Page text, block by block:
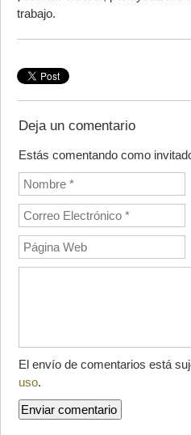
trabajo.
Deja un comentario
Estás comentando como
El envío de comentarios está
uso.